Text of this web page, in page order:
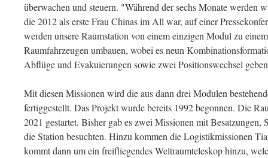
überwachen und steuern. "Während der sechs Monate werden
die 2012 als erste Frau Chinas im All war, auf einer
werden unsere Raumstation von einem einzigen Modul zu
Raumfahrzeugen umbauen, wobei es neun
Abflüge und Evakuierungen sowie zwei Positionswechsel
Mit diesen Missionen wird die aus dann drei Modulen
fertiggestellt. Das Projekt wurde bereits 1992 begonnen. Die
2021 gestartet. Bisher gab es zwei Missionen mit Besatzungen,
die Station besuchten. Hinzu kommen die Logistikmissionen
kommt dann um ein freifliegendes Weltraumteleskop hinzu,